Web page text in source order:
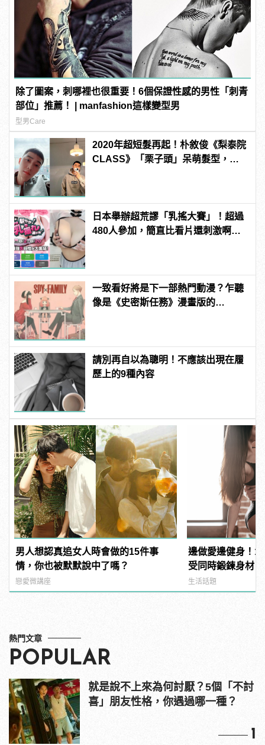
除了圖案，刺哪裡也很重要！6個保證性感的男性「刺青
部位」推薦！ | manfashion這樣變型男
型男Care
2020年超短髮再起！朴敘俊《梨泰院
CLASS》「栗子頭」呆萌髮型，你
日本舉辦超荒謬「乳搖大賽」！超過
480人參加，簡直比看片還刺激啊！ |
一致看好將是下一部熱門動漫？乍聽
像是《史密斯任務》漫畫版的
請別再自以為聰明！不應該出現在履
歷上的9種內容
男人想認真追女人時會做的15件事
情，你也被默默說中了嗎？
戀愛微講座
邊做愛邊健身！
受同時鍛鍊身材
生活話題
熱門文章
POPULAR
就是說不上來為何討厭？5個「不討
喜」朋友性格，你遇過哪一種？
1